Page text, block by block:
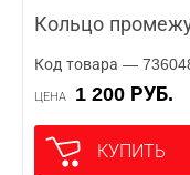
Кольцо
Код товара —
ЦЕНА 1 200 РУБ.
КУПИТЬ